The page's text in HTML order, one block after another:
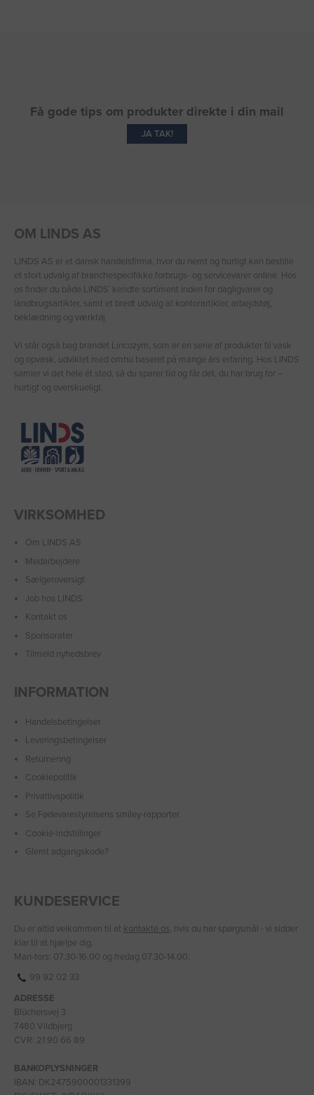
Få gode tips om produkter direkte i din mail
JA TAK!
OM LINDS AS
LINDS AS er et dansk handelsfirma, hvor du nemt og hurtigt kan bestille
et stort udvalg af branchespecifikke forbrugs- og servicevarer online. Hos
os finder du både LINDS′ kendte sortiment inden for dagligvarer og
landbrugsartikler, samt et bredt udvalg af kontorartikler, arbejdstøj,
beklædning og værktøj.
Vi står også bag brandet Lincozym, som er en serie af produkter til vask
og opvask, udviklet med omhu baseret på mange års erfaring. Hos LINDS
samler vi det hele ét sted, så du sparer tid og får det, du har brug for –
hurtigt og overskueligt.
VIRKSOMHED
Om LINDS AS
Medarbejdere
Sælgeroversigt
Job hos LINDS
Kontakt os
Sponsorater
Tilmeld nyhedsbrev
INFORMATION
Handelsbetingelser
Leveringsbetingelser
Returnering
Cookiepolitik
Privatlivspolitik
Se Fødevarestyrelsens smiley-rapporter
Cookie-indstillinger
Glemt adgangskode?
KUNDESERVICE
Du er altid velkommen til at kontakte os, hvis du har spørgsmål - vi sidder
klar til at hjælpe dig.
Man-tors: 07.30-16.00 og fredag 07.30-14.00.
99 92 02 33
ADRESSE
Blüchersvej 3
7480 Vildbjerg
CVR: 21 90 66 89
BANKOPLYSNINGER
IBAN: DK2475900001331399